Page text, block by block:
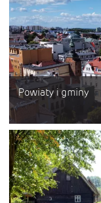
Powiaty i gminy